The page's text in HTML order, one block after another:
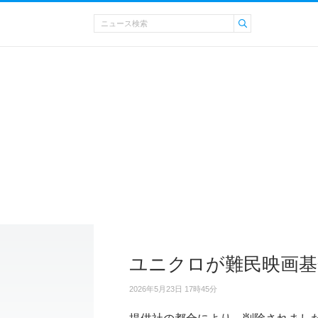
ユニクロが難民映画
2026年5月23日 17時45分